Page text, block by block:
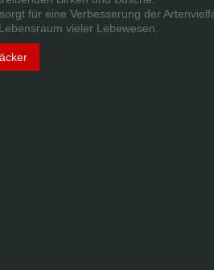
für eine Verbesserung der
vieler Lebewesen.